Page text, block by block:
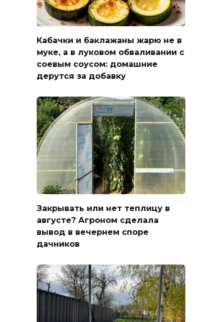
Кабачки и баклажаны жарю не в
муке, а в луковом обваливании с
соевым соусом: домашние
дерутся за добавку
Закрывать или нет теплицу в
августе? Агроном сделала
вывод в вечернем споре
дачников